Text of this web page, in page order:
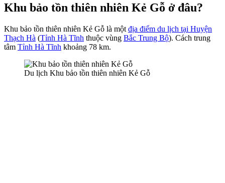
Khu bảo tồn thiên nhiên Kẻ Gỗ ở đâu?
Khu bảo tồn thiên nhiên Kẻ Gỗ là một địa điểm du lịch tại Huyện
Thạch Hà (Tỉnh Hà Tĩnh thuộc vùng Bắc Trung Bộ). Cách trung
tâm Tỉnh Hà Tĩnh khoảng 78 km.
Du lịch Khu bảo tồn thiên nhiên Kẻ Gỗ